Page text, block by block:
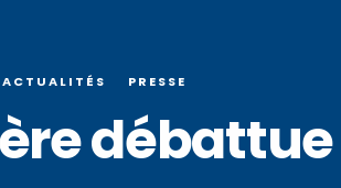
ACTUALITÉS PRESSE